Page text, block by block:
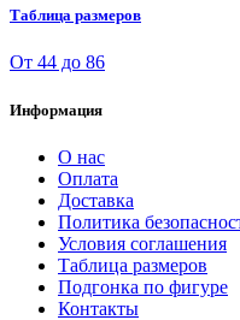
Таблица размеров
От 44 до 86
Информация
О нас
Оплата
Доставка
Политика
Условия соглашения
Таблица размеров
Подгонка по фигуре
Контакты